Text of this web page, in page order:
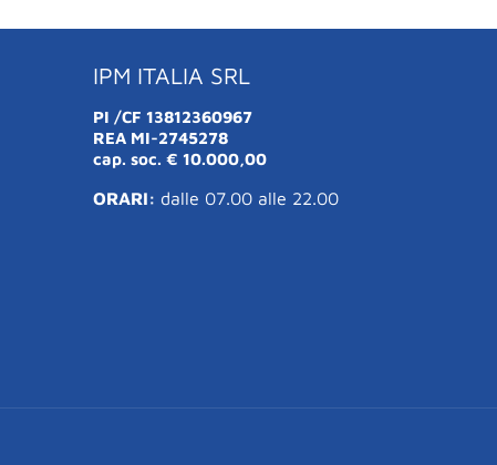
IPM ITALIA SRL
PI /CF 13812360967
REA MI-2745278
cap. soc. € 10.000,00
ORARI: dalle 07.00 alle 22.00